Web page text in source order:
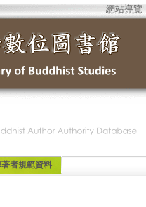
網站導覽
者規範資料